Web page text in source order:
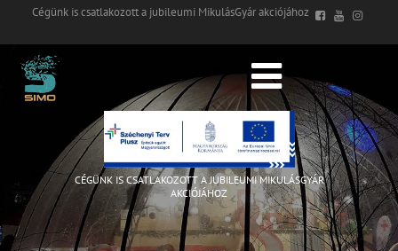
Cégünk is csatlakozott a jubileumi MikulásGyár akciójához
CÉGÜNK IS CSATLAKOZOTT A JUBILEUMI MIKULÁSGYÁR
AKCIÓJÁHOZ